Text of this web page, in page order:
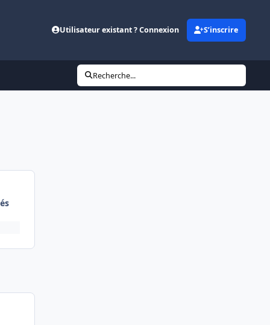
Utilisateur existant ? Connexion S’inscrire
Recherche...